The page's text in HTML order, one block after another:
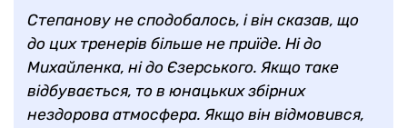
Степанову не сподобалось, і він сказав, що
до цих тренерів більше не приїде. Ні до
Михайленка, ні до Єзерського. Якщо таке
відбувається, то в юнацьких збірних
нездорова атмосфера. Якщо він відмовився,